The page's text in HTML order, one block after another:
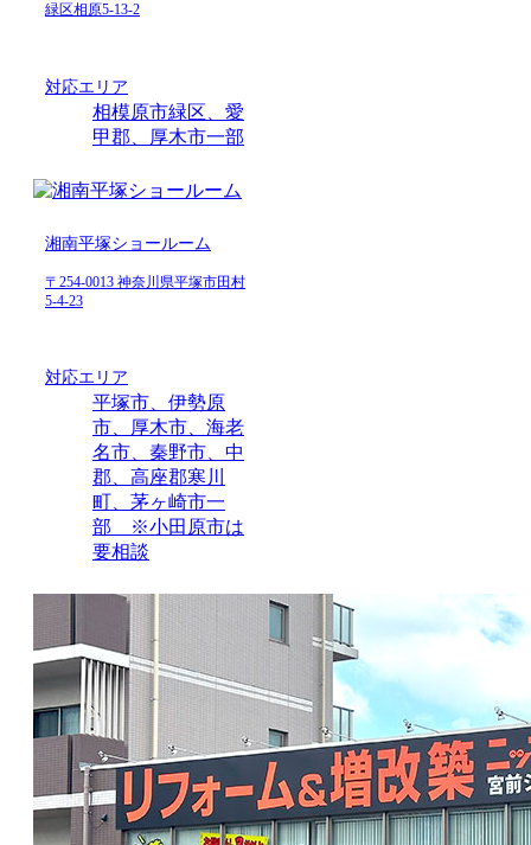
緑区相原5-13-2
対応エリア
相模原市緑区、愛
甲郡、厚木市一部
湘南平塚ショールーム
〒254-0013 神奈川県平塚市田村
5-4-23
対応エリア
平塚市、伊勢原
市、厚木市、海老
名市、秦野市、中
郡、高座郡寒川
町、茅ヶ崎市一
部 ※小田原市は
要相談